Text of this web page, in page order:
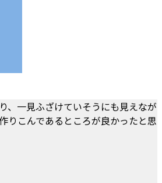
、一見ふざけていそうにも見えなが
りこんであるところが良かったと思